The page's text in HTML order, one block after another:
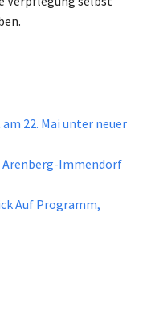
22. Mai unter neuer
Arenberg-Immendorf
Auf Programm,